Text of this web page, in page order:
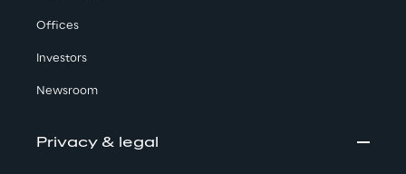
Offices
Investors
Newsroom
Privacy & legal